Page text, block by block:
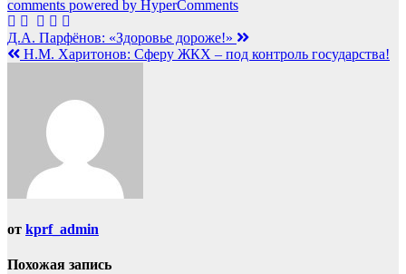
comments powered by HyperComments
Навигация
по
Д.А. Парфёнов: «Здоровье дороже!»
Н.М. Харитонов: Сферу ЖКХ – под контроль государства!
от kprf_admin
Похожая запись